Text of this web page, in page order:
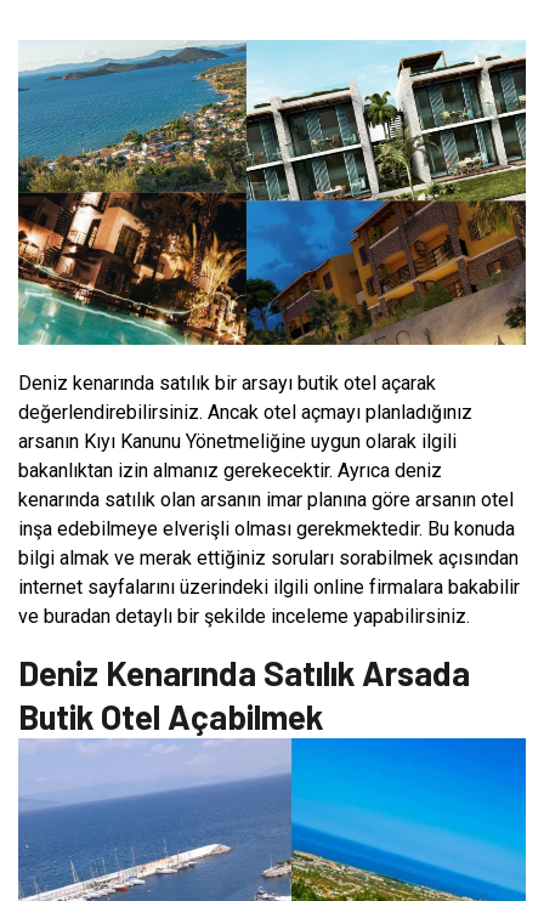
Deniz kenarında satılık bir arsayı butik otel açarak
değerlendirebilirsiniz. Ancak otel açmayı planladığınız
arsanın Kıyı Kanunu Yönetmeliğine uygun olarak ilgili
bakanlıktan izin almanız gerekecektir. Ayrıca deniz
kenarında satılık olan arsanın imar planına göre arsanın otel
inşa edebilmeye elverişli olması gerekmektedir. Bu konuda
bilgi almak ve merak ettiğiniz soruları sorabilmek açısından
internet sayfalarını üzerindeki ilgili online firmalara bakabilir
ve buradan detaylı bir şekilde inceleme yapabilirsiniz.
Deniz Kenarında Satılık Arsada
Butik Otel Açabilmek